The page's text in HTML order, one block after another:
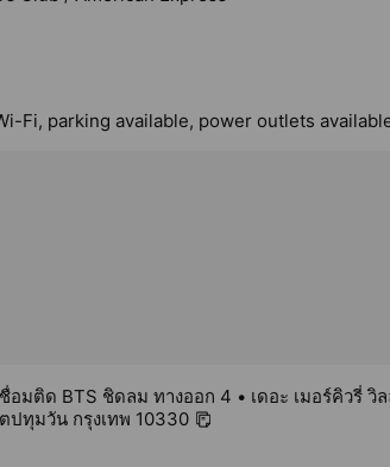
Fi, parking available, power outlets
อมติด BTS ชิดลม ทางออก 4 • เดอะ เมอร์คิวรี่
ปทุมวัน กรุงเทพ 10330